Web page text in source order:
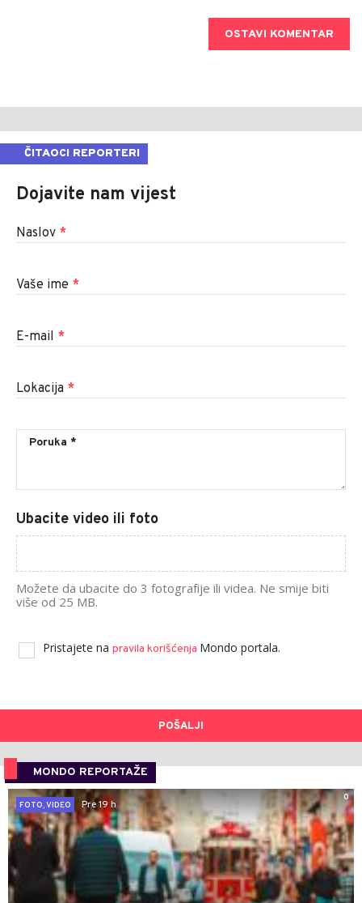
OSTAVI KOMENTAR
ČITAOCI REPORTERI
Dojavite nam vijest
Naslov *
Vaše ime *
E-mail *
Lokacija *
Ubacite video ili foto
Možete da ubacite do 3 fotografije ili videa. Ne smije biti
više od 25 MB.
Pristajete na pravila korišćenja Mondo portala.
POŠALJI
MONDO REPORTAŽE
0
FOTO, VIDEO
Pre 19 h